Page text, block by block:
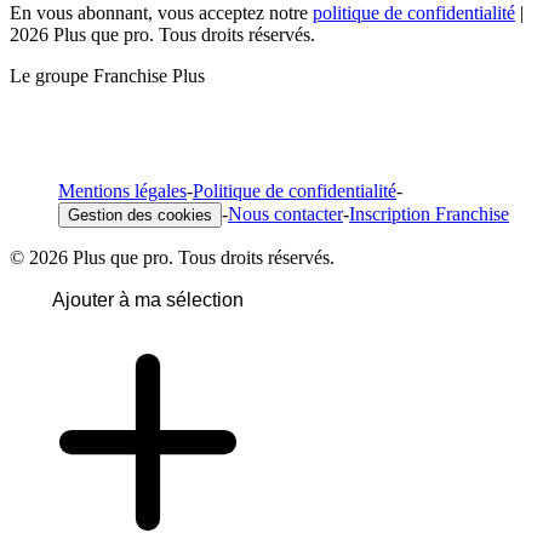
En vous abonnant, vous acceptez notre politique de confidentialité |
2026 Plus que pro. Tous droits réservés.
Le groupe Franchise Plus
Mentions légales-Politique de confidentialité-
Gestion des cookies -Nous contacter-Inscription Franchise
© 2026 Plus que pro. Tous droits réservés.
Ajouter à ma sélection